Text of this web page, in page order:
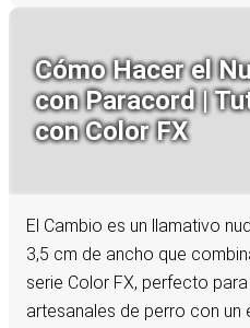
Cómo Hacer el
con Paracord |
con Color FX
El Cambio es un llamativo
3,5 cm de ancho que
serie Color FX, perfecto
artesanales de perro con